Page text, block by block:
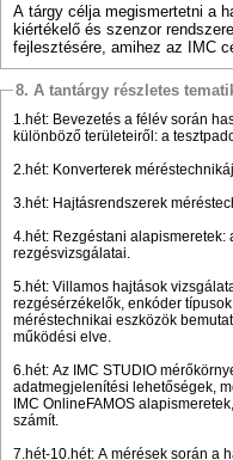
A tárgy célja megismertetni a
kiértékelő és szenzor
fejlesztésére, amihez az IMC
8. A tantárgy részletes
1.hét: Bevezetés a félév során
különböző területeiről: a
2.hét: Konverterek
3.hét: Hajtásrendszerek
4.hét: Rezgéstani
rezgésvizsgálatai.
5.hét: Villamos hajtások
rezgésérzékelők, enkóder
méréstechnikai eszközök
működési elve.
6.hét: Az IMC STUDIO
adatmegjelenítési lehetőségek,
IMC OnlineFAMOS
számít.
7.hét-10.hét: A mérések során a